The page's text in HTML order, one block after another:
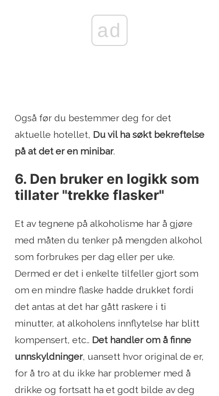
ad
Også før du bestemmer deg for det
aktuelle hotellet, Du vil ha søkt bekreftelse
på at det er en minibar.
6. Den bruker en logikk som
tillater "trekke flasker"
Et av tegnene på alkoholisme har å gjøre
med måten du tenker på mengden alkohol
som forbrukes per dag eller per uke.
Dermed er det i enkelte tilfeller gjort som
om en mindre flaske hadde drukket fordi
det antas at det har gått raskere i ti
minutter, at alkoholens innflytelse har blitt
kompensert, etc.. Det handler om å finne
unnskyldninger, uansett hvor original de er,
for å tro at du ikke har problemer med å
drikke og fortsatt ha et godt bilde av deg